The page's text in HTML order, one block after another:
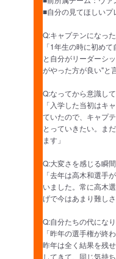
■自分の見てほしいプ
Q:キャプテンになっ
「1年生の時に初め
と自分がリーダーシ
がやった方が良い"と
Q:なってから意識し
「入学した当初はキ
ていたので、キャプ
とっていきたい。ま
ます」
Q:大変さを感じる瞬
「去年は高木和選手
いました。常に高木
げで今はあまり難し
Q:自分たちの代にな
「昨年の選手権が終
昨年は全く結果を残
してきて、同じ気持